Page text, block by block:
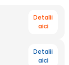
Detalii
aici
Detalii
aici